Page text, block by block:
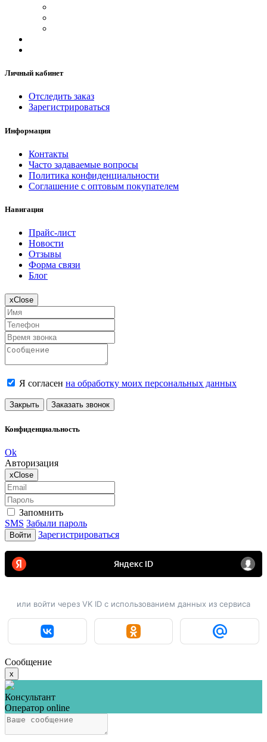
Личный кабинет
Отследить заказ
Зарегистрироваться
Информация
Контакты
Часто задаваемые вопросы
Политика конфиденциальности
Соглашение с оптовым покупателем
Навигация
Прайс-лист
Новости
Отзывы
Форма связи
Блог
xClose
Я согласен на обработку моих персональных данных
Закрыть Заказать звонок
Конфиденциальность
Ok
Авторизация
xClose
Запомнить
SMS Забыли пароль
Войти Зарегистрироваться
или войти через VK ID с использованием данных из сервиса
Сообщение
x
Консультант
Оператор online